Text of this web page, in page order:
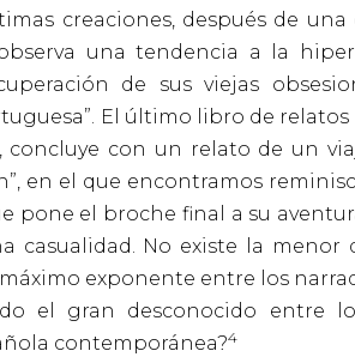
creaciones, después de
una tendencia a la
de sus viejas
El último libro de
concluye con un relato de un
en el que encontramos
pone el broche final a su
casualidad. No existe la
exponente entre los
el gran desconocido entre
contemporánea?4